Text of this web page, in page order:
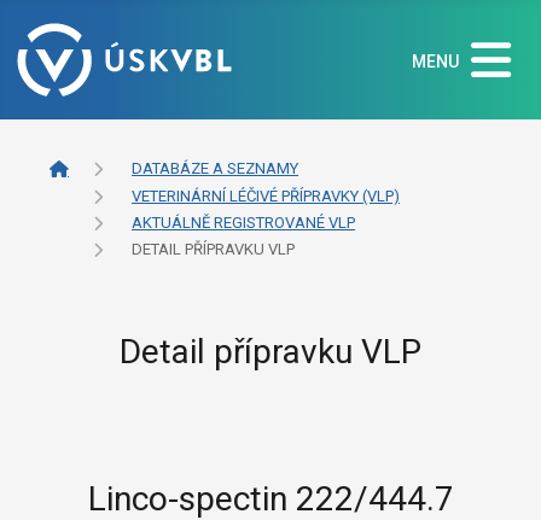
MENU
DATABÁZE A SEZNAMY
VETERINÁRNÍ LÉČIVÉ PŘÍPRAVKY (VLP)
AKTUÁLNĚ REGISTROVANÉ VLP
DETAIL PŘÍPRAVKU VLP
Detail přípravku VLP
Linco-spectin 222/444.7